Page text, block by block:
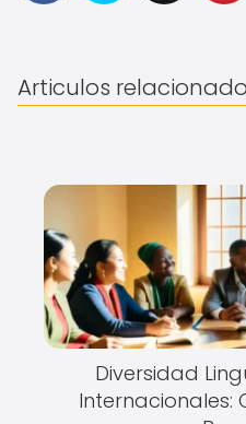
Articulos
Diversidad
Internacionales: